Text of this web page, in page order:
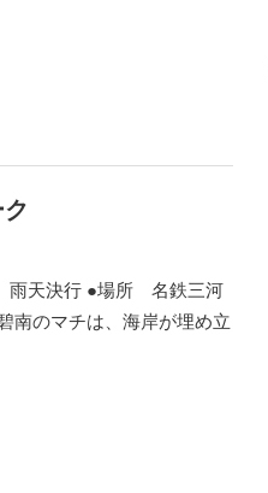
天決行 ●場所 名鉄三河
南のマチは、海岸が埋め立